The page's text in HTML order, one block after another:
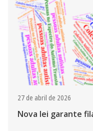
27 de abril de 2026
Nova lei garante